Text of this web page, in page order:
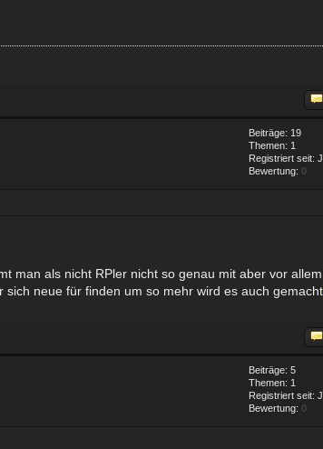
Beiträge: 19
Themen: 1
Registriert seit:
Bewertung: 0
man als nicht RPler nicht so genau mit aber vor
sich neue für finden um so mehr wird es auch
Beiträge: 5
Themen: 1
Registriert seit:
Bewertung: 0